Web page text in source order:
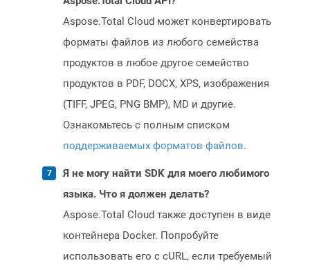
Aspose.Total Cloud может конвертировать
форматы файлов из любого семейства
продуктов в любое другое семейство
продуктов в PDF, DOCX, XPS, изображения
(TIFF, JPEG, PNG BMP), MD и другие.
Ознакомьтесь с полным списком
поддерживаемых форматов файлов.
Я не могу найти SDK для моего любимого
языка. Что я должен делать?
Aspose.Total Cloud также доступен в виде
контейнера Docker. Попробуйте
использовать его с cURL, если требуемый